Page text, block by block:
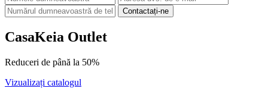
Contactați-ne
CasaKeia Outlet
Reduceri de până la 50%
Vizualizați catalogul